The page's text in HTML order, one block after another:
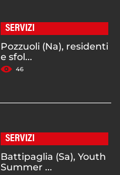
SERVIZI
Pozzuoli (Na), residenti
e sfol...
46
SERVIZI
Battipaglia (Sa), Youth
Summer ...